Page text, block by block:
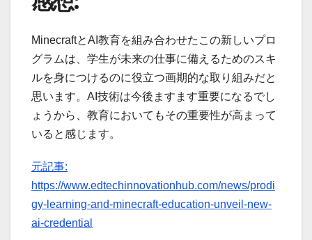
MinecraftとAI教育を組み合わせたこの新しいプロ
グラムは、学生が未来の仕事に備えるためのスキ
ルを身につけるのに役立つ画期的な取り組みだと
思います。AI技術は今後ますます重要になるでし
ょうから、教育においてもその重要性が高まって
いると感じます。
元記事:
https://www.edtechinnovationhub.com/news/prodi
gy-learning-and-minecraft-education-unveil-new-
ai-credential